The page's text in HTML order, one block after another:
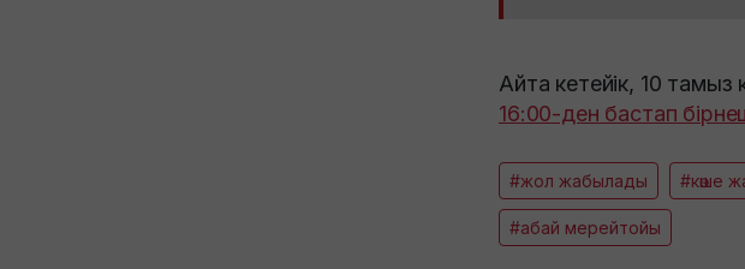
Айта кетейік, 10
16:00-ден бастап
#жол жабылады #көше
#абай мерейтойы